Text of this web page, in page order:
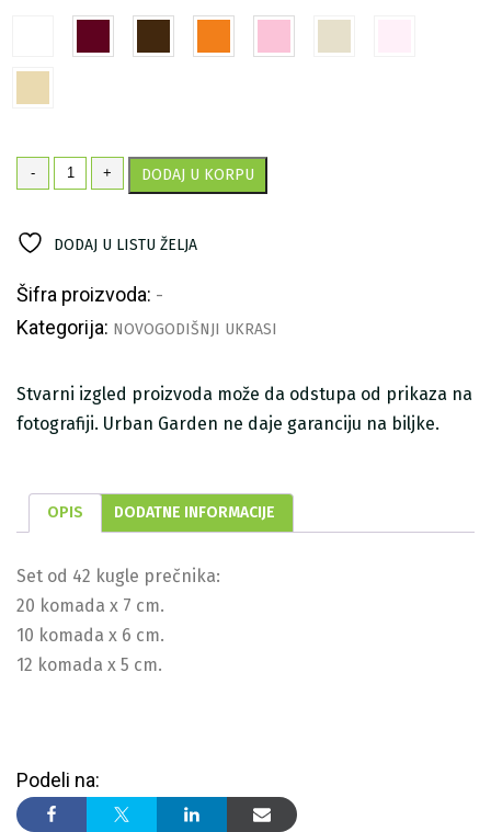
-
Ukrasi
za
komada
+ DODAJ U KORPU
DODAJ U LISTU ŽELJA
Šifra proizvoda: -
Kategorija: NOVOGODIŠNJI UKRASI
Stvarni izgled proizvoda može da odstupa od prikaza na
fotografiji. Urban Garden ne daje garanciju na biljke.
OPIS DODATNE INFORMACIJE
Set od 42 kugle prečnika:
20 komada x 7 cm.
10 komada x 6 cm.
12 komada x 5 cm.
Podeli na: